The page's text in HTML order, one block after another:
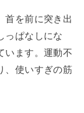
首を前に突き出
っぱなしにな
います。運動不
、使いすぎの筋